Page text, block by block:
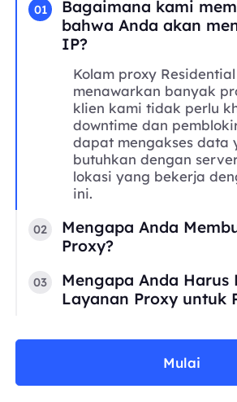
01
Bagaimana kami
bahwa Anda akan
IP?
Kolam proxy
menawarkan banyak
klien kami tidak perlu
downtime dan
dapat mengakses data
butuhkan dengan
lokasi yang bekerja
ini.
02
Mengapa Anda
Proxy?
03
Mengapa Anda Harus
Layanan Proxy untuk
Mulai